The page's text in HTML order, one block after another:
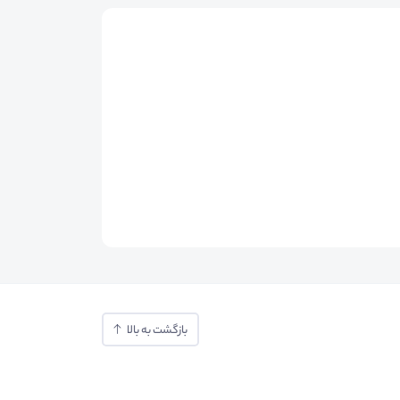
بازگشت به بالا